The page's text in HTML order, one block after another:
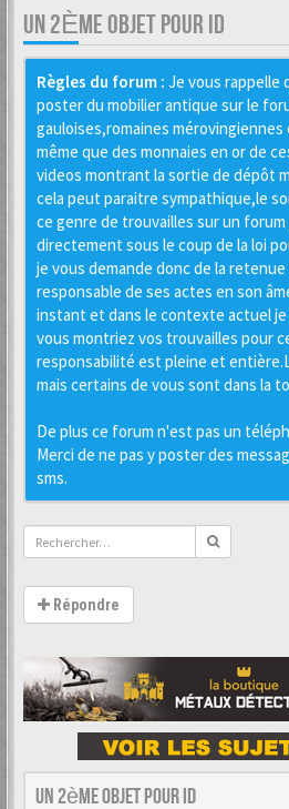
UN 2ÈME OBJET POUR ID
Règles du forum : Je vous rappelle
poster du mobilier antique sur le
gauloises,romaines
même que des monnaies en or de
videos montrant la sortie de dépôt
cela peut paraitre sympathique,le
ce genre de trouvailles sur un forum
directement sous le coup de la loi
je vous demande donc de la
responsable de ses actes en son
instant et dans le contexte actuel
vous montriez vos trouvailles pour
responsabilité est pleine et
mais certains de vous sont dans la
De plus ce forum n'est pas un
Merci de ne pas y poster des
sms.
Répondre
Un 2ème objet pour ID